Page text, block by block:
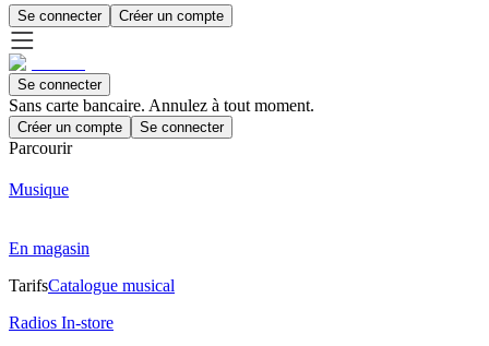
Se connecter Créer un compte
Se connecter
Sans carte bancaire. Annulez à tout moment.
Créer un compte Se connecter
Parcourir
Musique
En magasin
TarifsCatalogue musical
Radios In-store